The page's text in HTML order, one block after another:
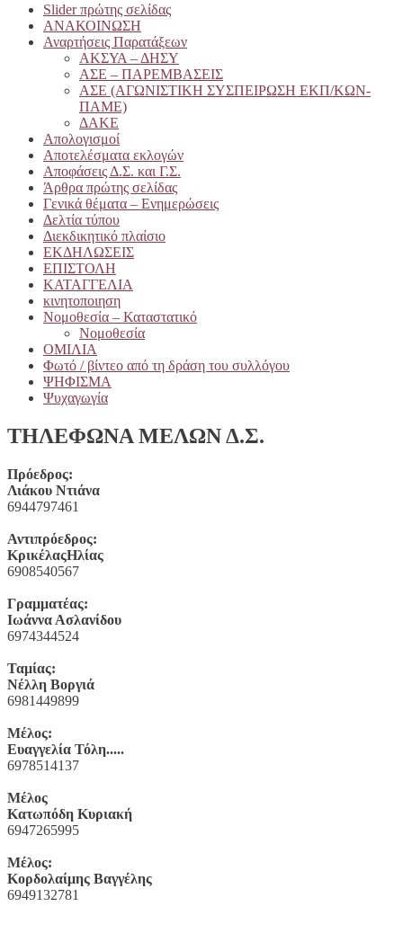
Slider πρώτης σελίδας
ΑΝΑΚΟΙΝΩΣΗ
Αναρτήσεις Παρατάξεων
ΑΚΣΥΑ – ΔΗΣΥ
ΑΣΕ – ΠΑΡΕΜΒΑΣΕΙΣ
ΑΣΕ (ΑΓΩΝΙΣΤΙΚΗ ΣΥΣΠΕΙΡΩΣΗ ΕΚΠ/ΚΩΝ-
ΠΑΜΕ)
ΔΑΚΕ
Απολογισμοί
Αποτελέσματα εκλογών
Αποφάσεις Δ.Σ. και Γ.Σ.
Άρθρα πρώτης σελίδας
Γενικά θέματα – Ενημερώσεις
Δελτία τύπου
Διεκδικητικό πλαίσιο
ΕΚΔΗΛΩΣΕΙΣ
ΕΠΙΣΤΟΛΗ
ΚΑΤΑΓΓΕΛΙΑ
κινητοποιηση
Νομοθεσία – Καταστατικό
Νομοθεσία
ΟΜΙΛΙΑ
Φωτό / βίντεο από τη δράση του συλλόγου
ΨΗΦΙΣΜΑ
Ψυχαγωγία
ΤΗΛΕΦΩΝΑ ΜΕΛΩΝ Δ.Σ.
Πρόεδρος:
Λιάκου Ντιάνα
6944797461
Αντιπρόεδρος:
ΚρικέλαςΗλίας
6908540567
Γραμματέας:
Ιωάννα Ασλανίδου
6974344524
Ταμίας:
Νέλλη Βοργιά
6981449899
Μέλος:
Ευαγγελία Τόλη.....
6978514137
Μέλος
Κατωπόδη Κυριακή
6947265995
Μέλος:
Κορδολαίμης Βαγγέλης
6949132781